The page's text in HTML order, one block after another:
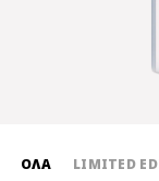
ΌΛΑ LIMITED